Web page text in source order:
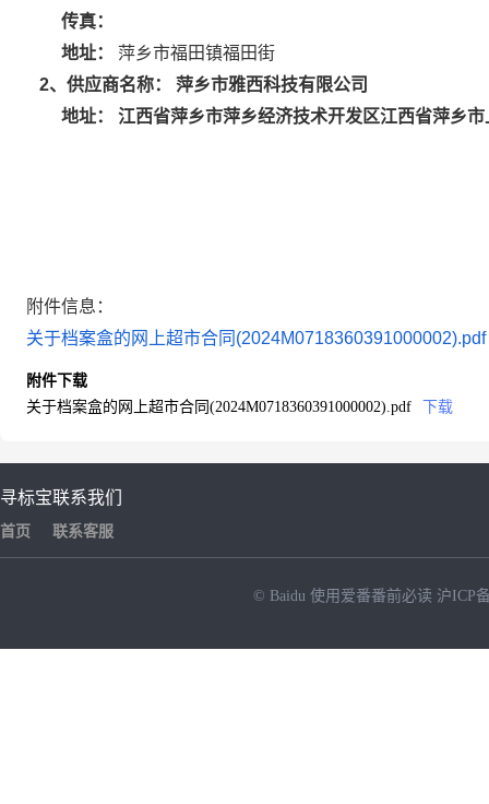
传真：
地址：
萍乡市福田镇福田街
2、供应商名称： 萍乡市雅西科技有限公司
地址： 江西省萍乡市萍乡经济技术开发区江西省萍乡
附件信息：
关于档案盒的网上超市合同(2024M0718360391000002).pdf
附件下载
关于档案盒的网上超市合同(2024M0718360391000002).pdf
下载
寻标宝
首页
联系我们
联系客服
© Baidu 使用爱番番前必读 沪ICP